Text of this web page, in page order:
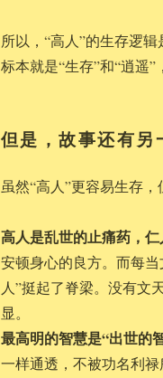
所以，“高人”的生存逻辑
标本就是“生存”和“逍遥”
但是，故事还有另
虽然“高人”更容易生存
高人是乱世的止痛药，
安顿身心的良方。而每
人”挺起了脊梁。没有文
显。
最高明的智慧是“出世的
一样通透，不被功名利